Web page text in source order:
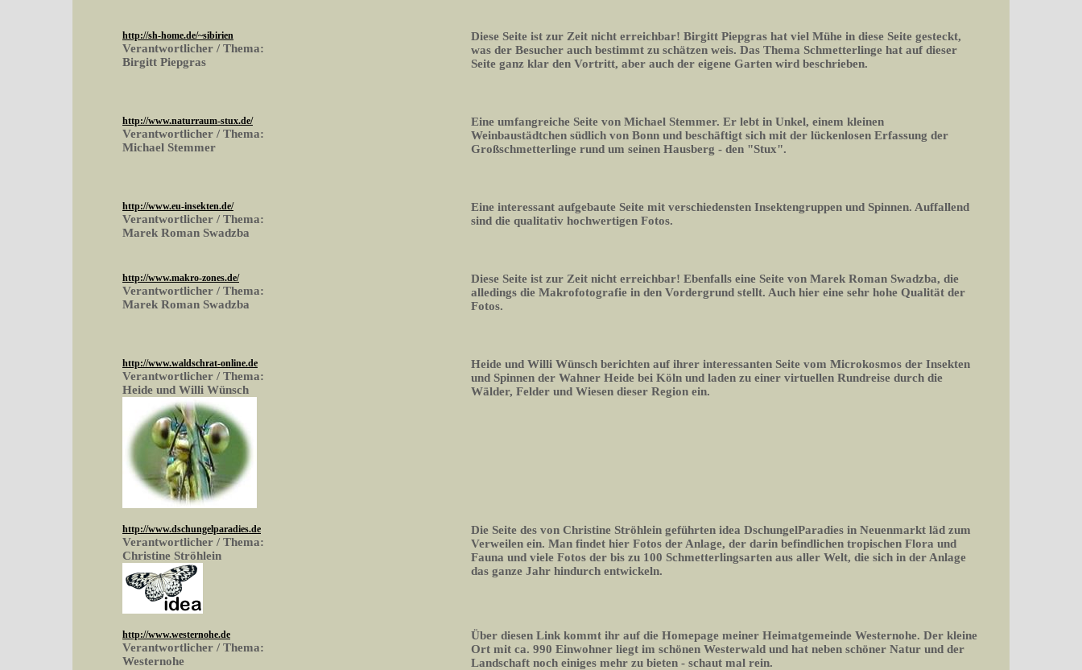
http://sh-home.de/~sibirien
Verantwortlicher / Thema:
Birgitt Piepgras
Diese Seite ist zur Zeit nicht erreichbar! Birgitt Piepgras hat viel Mühe in diese Seite gesteckt,
was der Besucher auch bestimmt zu schätzen weis. Das Thema Schmetterlinge hat auf dieser
Seite ganz klar den Vortritt, aber auch der eigene Garten wird beschrieben.
http://www.naturraum-stux.de/
Verantwortlicher / Thema:
Michael Stemmer
Eine umfangreiche Seite von Michael Stemmer. Er lebt in Unkel, einem kleinen
Weinbaustädtchen südlich von Bonn und beschäftigt sich mit der lückenlosen Erfassung der
Großschmetterlinge rund um seinen Hausberg - den "Stux".
http://www.eu-insekten.de/
Verantwortlicher / Thema:
Marek Roman Swadzba
Eine interessant aufgebaute Seite mit verschiedensten Insektengruppen und Spinnen. Auffallend
sind die qualitativ hochwertigen Fotos.
http://www.makro-zones.de/
Verantwortlicher / Thema:
Marek Roman Swadzba
Diese Seite ist zur Zeit nicht erreichbar! Ebenfalls eine Seite von Marek Roman Swadzba, die
alledings die Makrofotografie in den Vordergrund stellt. Auch hier eine sehr hohe Qualität der
Fotos.
http://www.waldschrat-online.de
Verantwortlicher / Thema:
Heide und Willi Wünsch
Heide und Willi Wünsch berichten auf ihrer interessanten Seite vom Microkosmos der Insekten
und Spinnen der Wahner Heide bei Köln und laden zu einer virtuellen Rundreise durch die
Wälder, Felder und Wiesen dieser Region ein.
http://www.dschungelparadies.de
Verantwortlicher / Thema:
Christine Ströhlein
Die Seite des von Christine Ströhlein geführten idea DschungelParadies in Neuenmarkt läd zum
Verweilen ein. Man findet hier Fotos der Anlage, der darin befindlichen tropischen Flora und
Fauna und viele Fotos der bis zu 100 Schmetterlingsarten aus aller Welt, die sich in der Anlage
das ganze Jahr hindurch entwickeln.
http://www.westernohe.de
Verantwortlicher / Thema:
Westernohe
Über diesen Link kommt ihr auf die Homepage meiner Heimatgemeinde Westernohe. Der kleine
Ort mit ca. 990 Einwohner liegt im schönen Westerwald und hat neben schöner Natur und der
Landschaft noch einiges mehr zu bieten - schaut mal rein.